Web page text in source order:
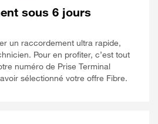
sous 6 jours
un raccordement ultra rapide,
Pour en profiter, c’est tout
numéro de Prise Terminal
sélectionné votre offre Fibre.